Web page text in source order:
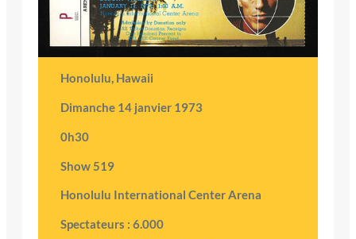
Honolulu, Hawaii
Dimanche 14 janvier 1973
0h30
Show 519
Honolulu International Center Arena
Spectateurs : 6.000